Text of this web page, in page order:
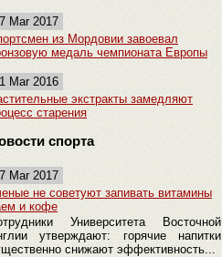
Mar 2017
из Мордовии завоевал
медаль чемпионата Европы
Mar 2016
экстракты замедляют
старения
спорта
Mar 2017
не советуют запивать витамины
и кофе
Университета Восточной
утверждают: горячие напитки
снижают эффективность...